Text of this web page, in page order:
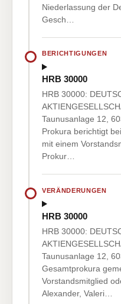
Niederlassung der
Gesch…
BERICHTIGUNGEN
HRB 30000
HRB 30000:
Taunusanlage 12,
Prokura berichtigt
mit einem
Prokur…
VERÄNDERUNGEN
HRB 30000
HRB 30000:
Taunusanlage 12,
Gesamtprokura
Vorstandsmitglied
Alexander, Valeri…